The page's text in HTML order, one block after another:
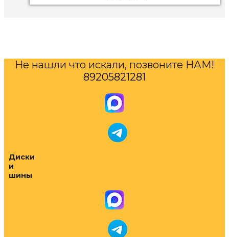
Не нашли что искали, позвоните НАМ!
89205821281
Диски
и
шины